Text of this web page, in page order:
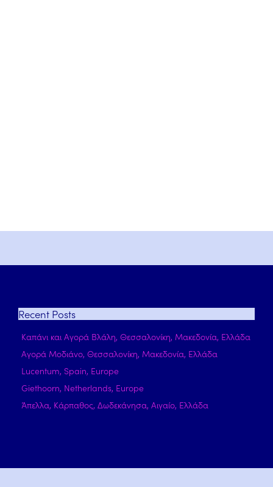
Recent Posts
Καπάνι και Αγορά Βλάλη, Θεσσαλονίκη, Μακεδονία, Ελλάδα
Αγορά Μοδιάνο, Θεσσαλονίκη, Μακεδονία, Ελλάδα
Lucentum, Spain, Europe
Giethoorn, Netherlands, Europe
Άπελλα, Κάρπαθος, Δωδεκάνησα, Αιγαίο, Ελλάδα